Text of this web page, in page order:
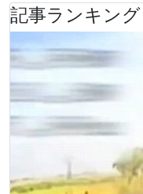
記事ランキング